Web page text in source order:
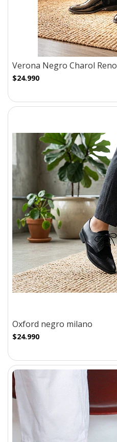
Verona Negro Charol Reno
$24.990
Oxford negro milano
$24.990